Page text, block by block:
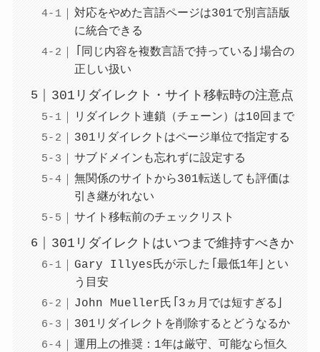
対応をやめた言語ページは301で別言語版
に統合できる
「同じ内容を複数言語で持っている」場合の
正しい扱い
301リダイレクト・サイト移転時の注意点
リダイレクト連鎖（チェーン）は10回まで
301リダイレクトはページ単位で指定する
サブドメインも忘れずに設定する
無関係のサイトから301転送しても評価は
引き継がれない
サイト移転前のチェックリスト
301リダイレクトはいつまで維持すべきか
Gary Illyes氏が示した「最低1年」とい
う目安
John Mueller氏「3ヵ月では短すぎる」
301リダイレクトを削除するとどうなるか
運用上の推奨：1年は厳守、可能なら恒久